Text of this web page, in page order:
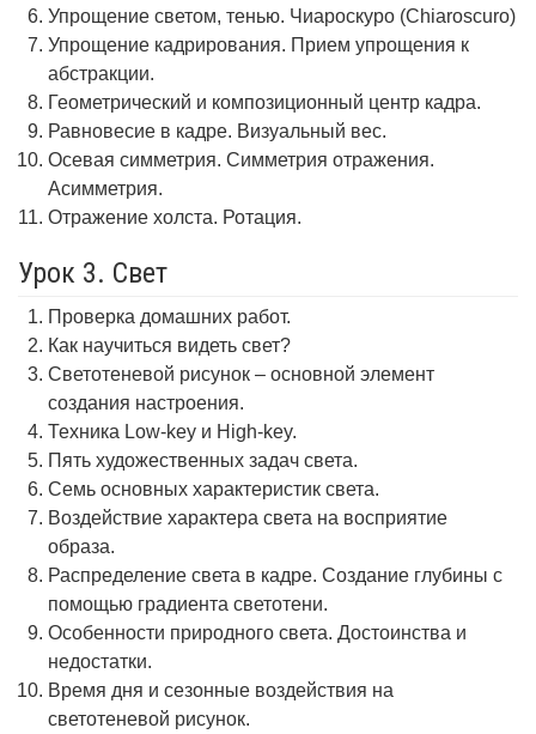
Упрощение светом, тенью. Чиароскуро (Chiaroscuro)
Упрощение кадрирования. Прием упрощения к
абстракции.
Геометрический и композиционный центр кадра.
Равновесие в кадре. Визуальный вес.
Осевая симметрия. Симметрия отражения.
Асимметрия.
Отражение холста. Ротация.
Урок 3. Свет
Проверка домашних работ.
Как научиться видеть свет?
Светотеневой рисунок – основной элемент
создания настроения.
Техника Low-key и High-key.
Пять художественных задач света.
Семь основных характеристик света.
Воздействие характера света на восприятие
образа.
Распределение света в кадре. Создание глубины с
помощью градиента светотени.
Особенности природного света. Достоинства и
недостатки.
Время дня и сезонные воздействия на
светотеневой рисунок.